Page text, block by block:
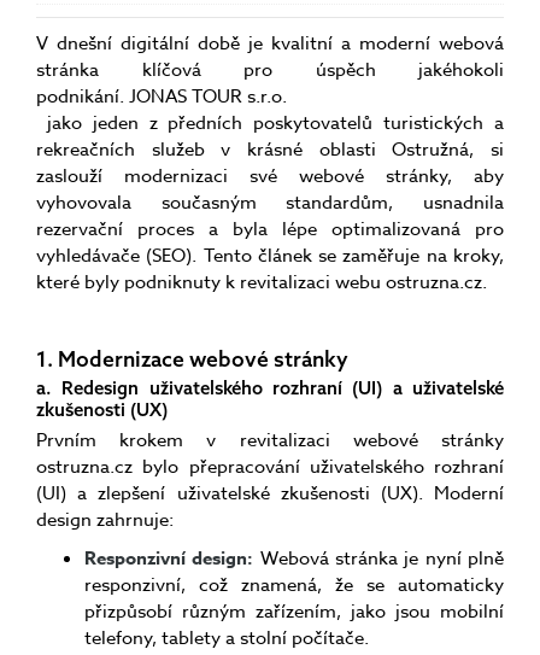
V dnešní digitální době je kvalitní a moderní webová
stránka klíčová pro úspěch jakéhokoli
podnikání. JONAS TOUR s.r.o.
jako jeden z předních poskytovatelů turistických a
rekreačních služeb v krásné oblasti Ostružná, si
zaslouží modernizaci své webové stránky, aby
vyhovovala současným standardům, usnadnila
rezervační proces a byla lépe optimalizovaná pro
vyhledávače (SEO). Tento článek se zaměřuje na kroky,
které byly podniknuty k revitalizaci webu ostruzna.cz.
1. Modernizace webové stránky
a. Redesign uživatelského rozhraní (UI) a uživatelské
zkušenosti (UX)
Prvním krokem v revitalizaci webové stránky
ostruzna.cz bylo přepracování uživatelského rozhraní
(UI) a zlepšení uživatelské zkušenosti (UX). Moderní
design zahrnuje:
Responzivní design: Webová stránka je nyní plně
responzivní, což znamená, že se automaticky
přizpůsobí různým zařízením, jako jsou mobilní
telefony, tablety a stolní počítače.